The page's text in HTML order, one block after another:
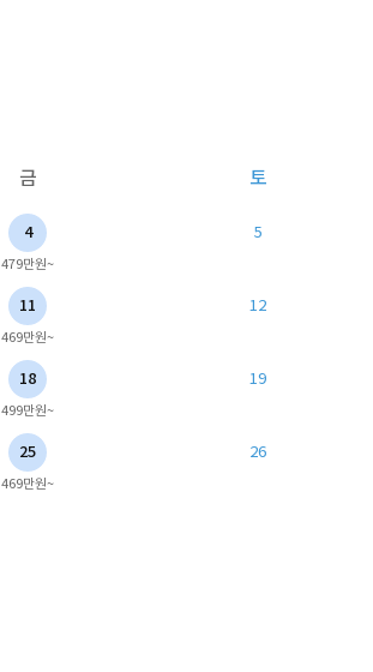
금 토
4
479만원~
5
11
469만원~
12
18
499만원~
19
25
469만원~
26